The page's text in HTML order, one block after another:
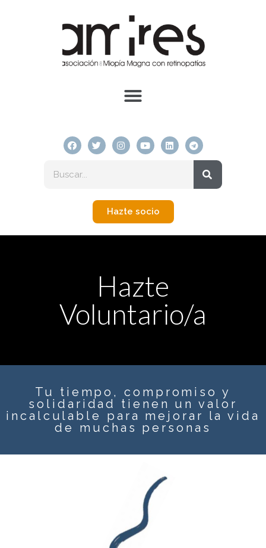
Hazte socio
Hazte
Voluntario/a
Tu tiempo, compromiso y
solidaridad tienen un valor
incalculable para mejorar la vida
de muchas personas